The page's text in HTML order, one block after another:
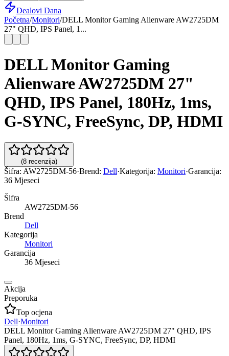
Dealovi Dana
Početna/Monitori/DELL Monitor Gaming Alienware AW2725DM
27" QHD, IPS Panel, 1...
DELL Monitor Gaming
Alienware AW2725DM 27"
QHD, IPS Panel, 180Hz, 1ms,
G-SYNC, FreeSync, DP, HDMI
(8 recenzija)
Šifra: AW2725DM-56·Brend: Dell·Kategorija: Monitori·Garancija:
36 Mjeseci
Šifra
AW2725DM-56
Brend
Dell
Kategorija
Monitori
Garancija
36 Mjeseci
Akcija
Preporuka
Top ocjena
Dell·Monitori
DELL Monitor Gaming Alienware AW2725DM 27" QHD, IPS
Panel, 180Hz, 1ms, G-SYNC, FreeSync, DP, HDMI